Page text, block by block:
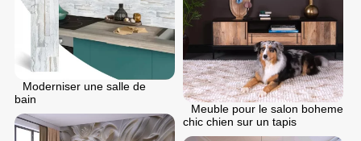
Moderniser une salle de
bain
Meuble pour le salon boheme
chic chien sur un tapis